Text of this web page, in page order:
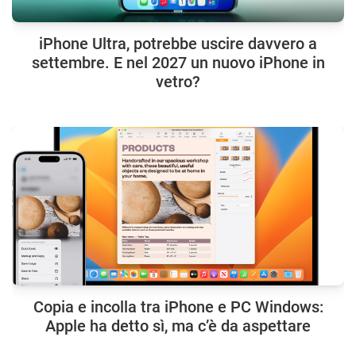
iPhone Ultra, potrebbe uscire davvero a
settembre. E nel 2027 un nuovo iPhone in
vetro?
Copia e incolla tra iPhone e PC Windows:
Apple ha detto sì, ma c’è da aspettare